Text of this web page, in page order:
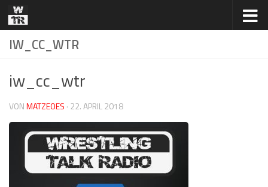
Zum Inhalt springen
IW_CC_WTR
iw_cc_wtr
VONMATZEOES · 22. APRIL 2018